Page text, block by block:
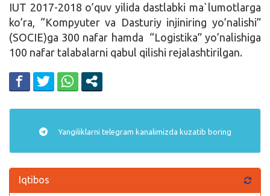
IUT 2017-2018 o’quv yilida dastlabki ma`lumotlarga
ko’ra, “Kompyuter va Dasturiy injiniring yo’nalishi”
(SOCIE)ga 300 nafar hamda “Logistika” yo’nalishiga
100 nafar talabalarni qabul qilishi rejalashtirilgan.
Yangiliklarni telegram kanalimizda kuzatib boring
Iqtibos